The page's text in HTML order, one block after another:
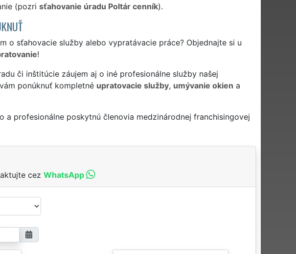
(pozri sťahovanie úradu Poltár cenník).
o sťahovacie služby alebo vypratávacie práce? Objednajte si u
!
či inštitúcie záujem aj o iné profesionálne služby našej
ponúknuť kompletné upratovacie služby, umývanie okien a
a profesionálne poskytnú členovia medzinárodnej franchisingovej
cez WhatsApp